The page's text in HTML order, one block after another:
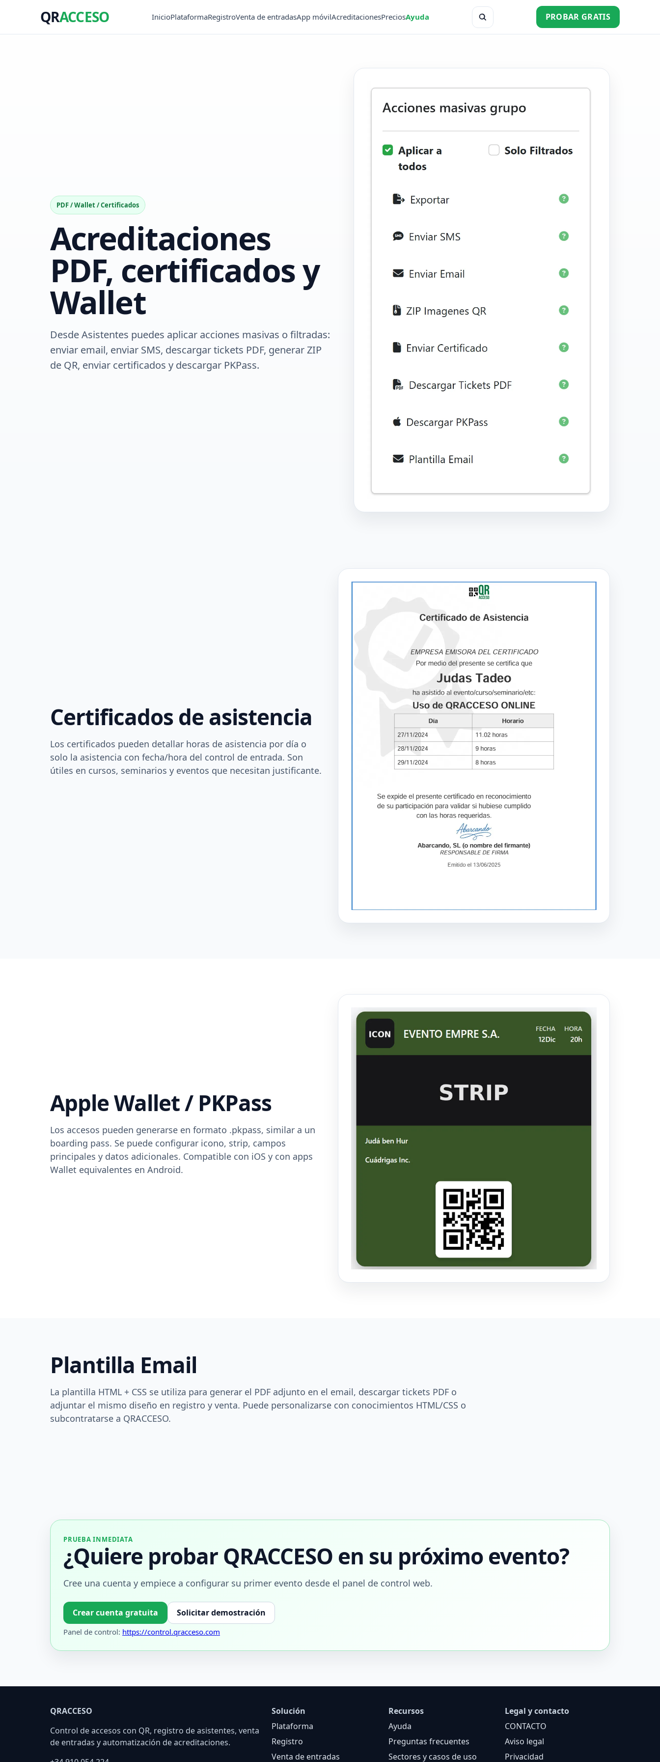
QRACCESO InicioPlataformaRegistroVenta de entradasApp móvilAcreditacionesPreciosAyuda PROBAR GRATIS
PDF / Wallet / Certificados
Acreditaciones
PDF, certificados y
Wallet
Desde Asistentes puedes aplicar acciones masivas o filtradas:
enviar email, enviar SMS, descargar tickets PDF, generar ZIP
de QR, enviar certificados y descargar PKPass.
Certificados de asistencia
Los certificados pueden detallar horas de asistencia por día o
solo la asistencia con fecha/hora del control de entrada. Son
útiles en cursos, seminarios y eventos que necesitan justificante.
Apple Wallet / PKPass
Los accesos pueden generarse en formato .pkpass, similar a un
boarding pass. Se puede configurar icono, strip, campos
principales y datos adicionales. Compatible con iOS y con apps
Wallet equivalentes en Android.
Plantilla Email
La plantilla HTML + CSS se utiliza para generar el PDF adjunto en el email, descargar tickets PDF o
adjuntar el mismo diseño en registro y venta. Puede personalizarse con conocimientos HTML/CSS o
subcontratarse a QRACCESO.
PRUEBA INMEDIATA
¿Quiere probar QRACCESO en su próximo evento?
Cree una cuenta y empiece a configurar su primer evento desde el panel de control web.
Crear cuenta gratuita Solicitar demostración
Panel de control: https://control.qracceso.com
QRACCESO
Control de accesos con QR, registro de asistentes, venta
de entradas y automatización de acreditaciones.
Solución
Plataforma
Registro
Venta de entradas
Recursos
Ayuda
Preguntas frecuentes
Sectores y casos de uso
Legal y contacto
CONTACTO
Aviso legal
Privacidad